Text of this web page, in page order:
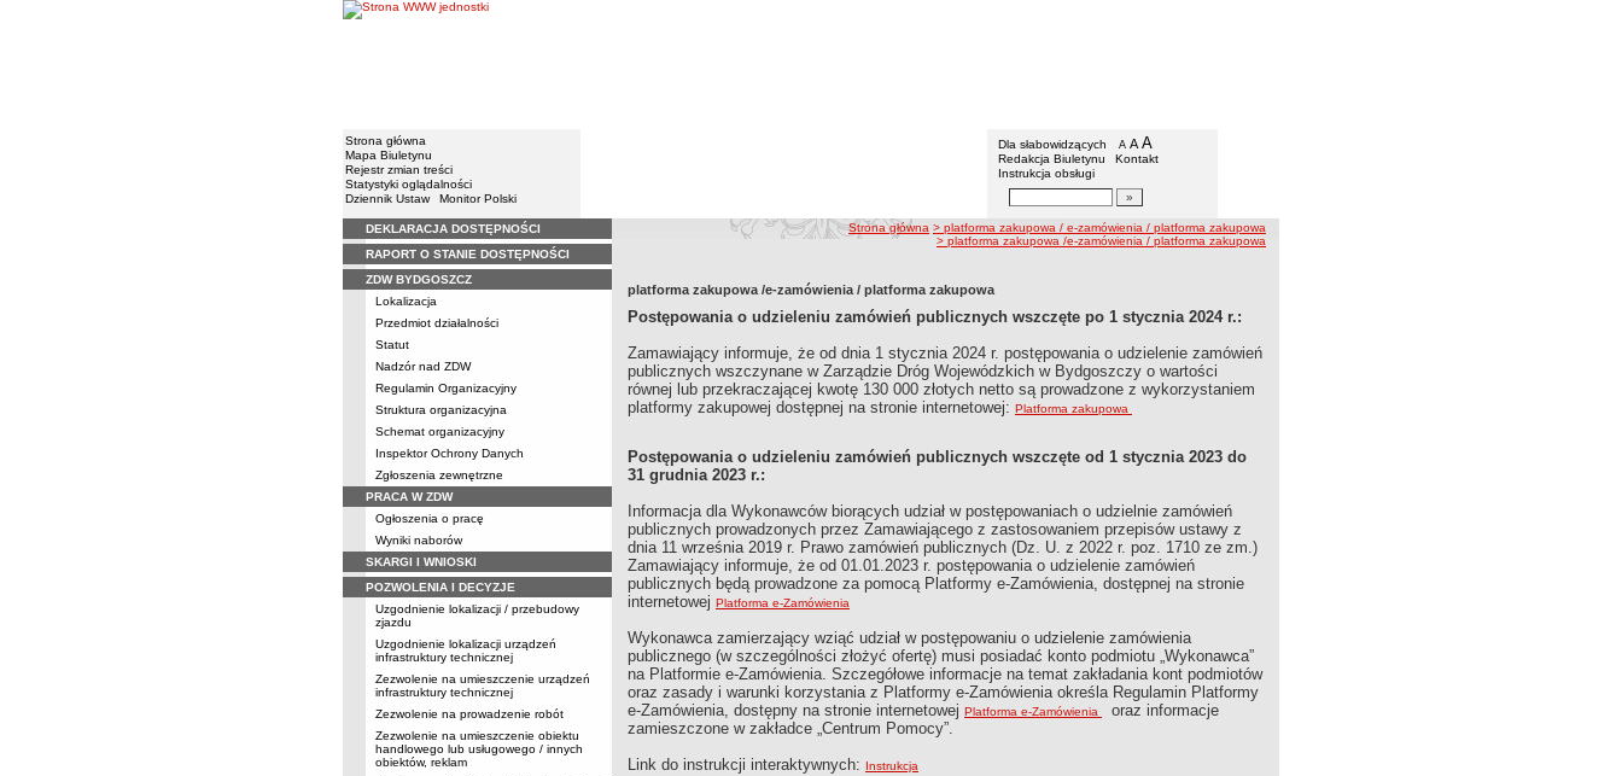
Strona główna
Mapa Biuletynu
Rejestr zmian treści
Statystyki oglądalności
Dziennik Ustaw
Monitor Polski
BIP - Zarząd Dróg Wojewódzkich w Bydgoszczy
Menu dodatkowe
Dla słabowidzących A pomniejsz czcionkę
A standardowy rozmiar czcionki
A
Redakcja Biuletynu
Kontakt
Instrukcja obsługi
Wyszukiwarka artykułów
Menu
DEKLARACJA DOSTĘPNOŚCI
RAPORT O STANIE DOSTĘPNOŚCI
ZDW BYDGOSZCZ
Lokalizacja
Przedmiot działalności
Statut
Nadzór nad ZDW
Regulamin Organizacyjny
Struktura organizacyjna
Schemat organizacyjny
Inspektor Ochrony Danych
Zgłoszenia zewnętrzne
PRACA W ZDW
Ogłoszenia o pracę
Wyniki naborów
SKARGI I WNIOSKI
POZWOLENIA I DECYZJE
Uzgodnienie lokalizacji / przebudowy
zjazdu
Uzgodnienie lokalizacji urządzeń
infrastruktury technicznej
Zezwolenie na umieszczenie urządzeń
infrastruktury technicznej
Zezwolenie na prowadzenie robót
Zezwolenie na umieszczenie obiektu
handlowego lub usługowego / innych
obiektów, reklam
ścieżka nawigacji
Strona główna > platforma zakupowa / e-zamówienia / platforma zakupowa
> platforma zakupowa /e-zamówienia / platforma zakupowa
platforma zakupowa /e-zamówienia / platforma zakupowa
Postępowania o udzieleniu zamówień publicznych wszczęte po 1 stycznia 2024 r.:
Zamawiający informuje, że od dnia 1 stycznia 2024 r. postępowania o udzielenie zamówień
publicznych wszczynane w Zarządzie Dróg Wojewódzkich w Bydgoszczy o wartości
równej lub przekraczającej kwotę 130 000 złotych netto są prowadzone z wykorzystaniem
platformy zakupowej dostępnej na stronie internetowej: Platforma zakupowa
Postępowania o udzieleniu zamówień publicznych wszczęte od 1 stycznia 2023 do
31 grudnia 2023 r.:
Informacja dla Wykonawców biorących udział w postępowaniach o udzielnie zamówień
publicznych prowadzonych przez Zamawiającego z zastosowaniem przepisów ustawy z
dnia 11 września 2019 r. Prawo zamówień publicznych (Dz. U. z 2022 r. poz. 1710 ze zm.)
Zamawiający informuje, że od 01.01.2023 r. postępowania o udzielenie zamówień
publicznych będą prowadzone za pomocą Platformy e-Zamówienia, dostępnej na stronie
internetowej Platforma e-Zamówienia
Wykonawca zamierzający wziąć udział w postępowaniu o udzielenie zamówienia
publicznego (w szczególności złożyć ofertę) musi posiadać konto podmiotu „Wykonawca”
na Platformie e-Zamówienia. Szczegółowe informacje na temat zakładania kont podmiotów
oraz zasady i warunki korzystania z Platformy e-Zamówienia określa Regulamin Platformy
e-Zamówienia, dostępny na stronie internetowej Platforma e-Zamówienia
oraz informacje
zamieszczone w zakładce „Centrum Pomocy”.
Link do instrukcji interaktywnych: Instrukcja